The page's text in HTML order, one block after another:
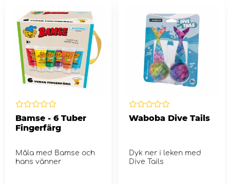
Bamse - 6 Tuber
Fingerfärg
Måla med Bamse och
hans vänner
Waboba Dive Tails
Dyk ner i leken med
Dive Tails